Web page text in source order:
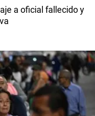
a oficial fallecido y